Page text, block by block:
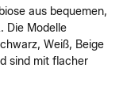
aus bequemen,
Die Modelle
Weiß, Beige
sind mit flacher